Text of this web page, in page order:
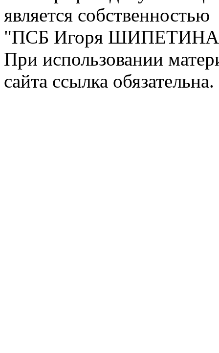
является собственностью
"ПСБ Игоря
При использовании
сайта ссылка обязательна.